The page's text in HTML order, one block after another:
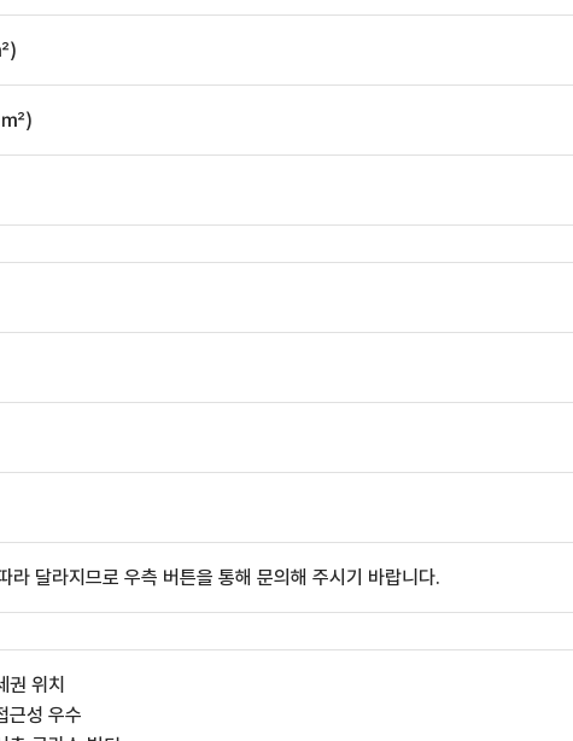
)
㎡)
라 달라지므로 우측 버튼을 통해 문의해 주시기 바랍니다.
권 위치
근성 우수